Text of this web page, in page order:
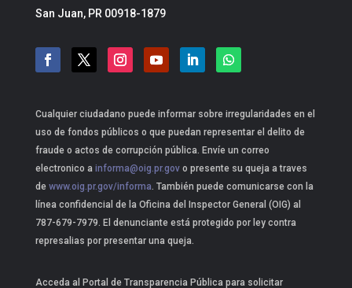
San Juan, PR 00918-1879
Cualquier ciudadano puede informar sobre irregularidades en el
uso de fondos públicos o que puedan representar el delito de
fraude o actos de corrupción pública. Envíe un correo
electronico a informa@oig.pr.govo presente su queja a traves
dewww.oig.pr.gov/informa. También puede comunicarse con la
línea confidencial de la Oficina del Inspector General (OIG) al
787-679-7979. El denunciante está protegido por ley contra
represalias por presentar una queja.
Acceda al Portal de Transparencia Pública para solicitar